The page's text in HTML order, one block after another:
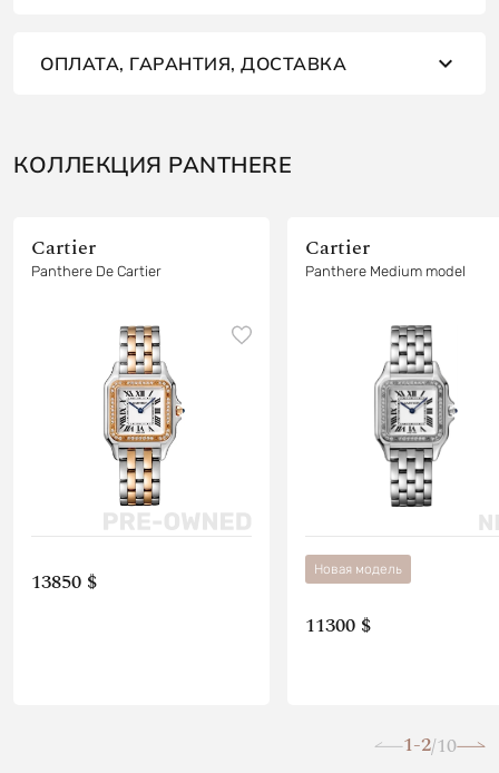
ОПЛАТА, ГАРАНТИЯ, ДОСТАВКА
КОЛЛЕКЦИЯ PANTHERE
Cartier
Panthere De Cartier
13850 $
Cartier
Panthere Medium model
Новая модель
11300 $
1-2/10